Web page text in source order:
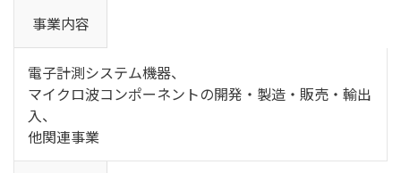
事業内容
電子計測システム機器、
マイクロ波コンポーネントの開発・製造・販売・輸出
入、
他関連事業